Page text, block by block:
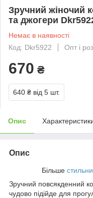
Зручний жіночий
та джогери
Немає в наявності
Код: Dkr5922
Опт і
670 ₴
640 ₴ від 5 шт.
Опис
Опис
Більше
Зручний повсякденний
чудово підійде для